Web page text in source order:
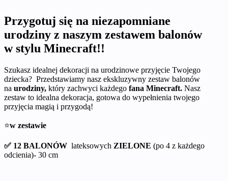
Przygotuj się na niezapomniane
urodziny z naszym zestawem balonów
w stylu Minecraft!!
Szukasz idealnej dekoracji na urodzinowe przyjęcie Twojego
dziecka? Przedstawiamy nasz ekskluzywny zestaw balonów
na urodziny, który zachwyci każdego fana Minecraft. Nasz
zestaw to idealna dekoracja, gotowa do wypełnienia twojego
przyjęcia magią i przygodą!
⭐w zestawie
✅ 12 BALONÓW lateksowych ZIELONE (po 4 z każdego
odcienia)- 30 cm